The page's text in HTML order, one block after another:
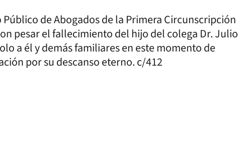
de Abogados de la Primera Circunscripción
pesar el fallecimiento del hijo del colega Dr. Julio
a él y demás familiares en este momento de
por su descanso eterno. c/412